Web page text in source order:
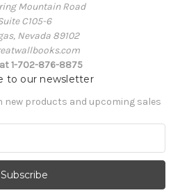
Mountain Road
C105-6
Nevada 89102
1-702-876-8875
to our newsletter
new products and upcoming sales